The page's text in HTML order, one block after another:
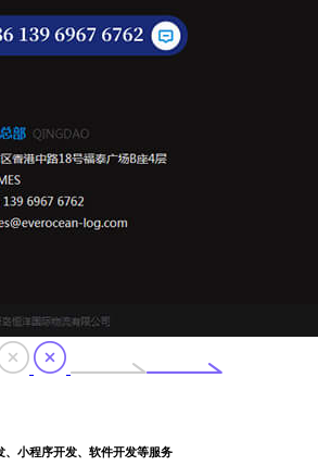
小程序开发、软件开发等服务